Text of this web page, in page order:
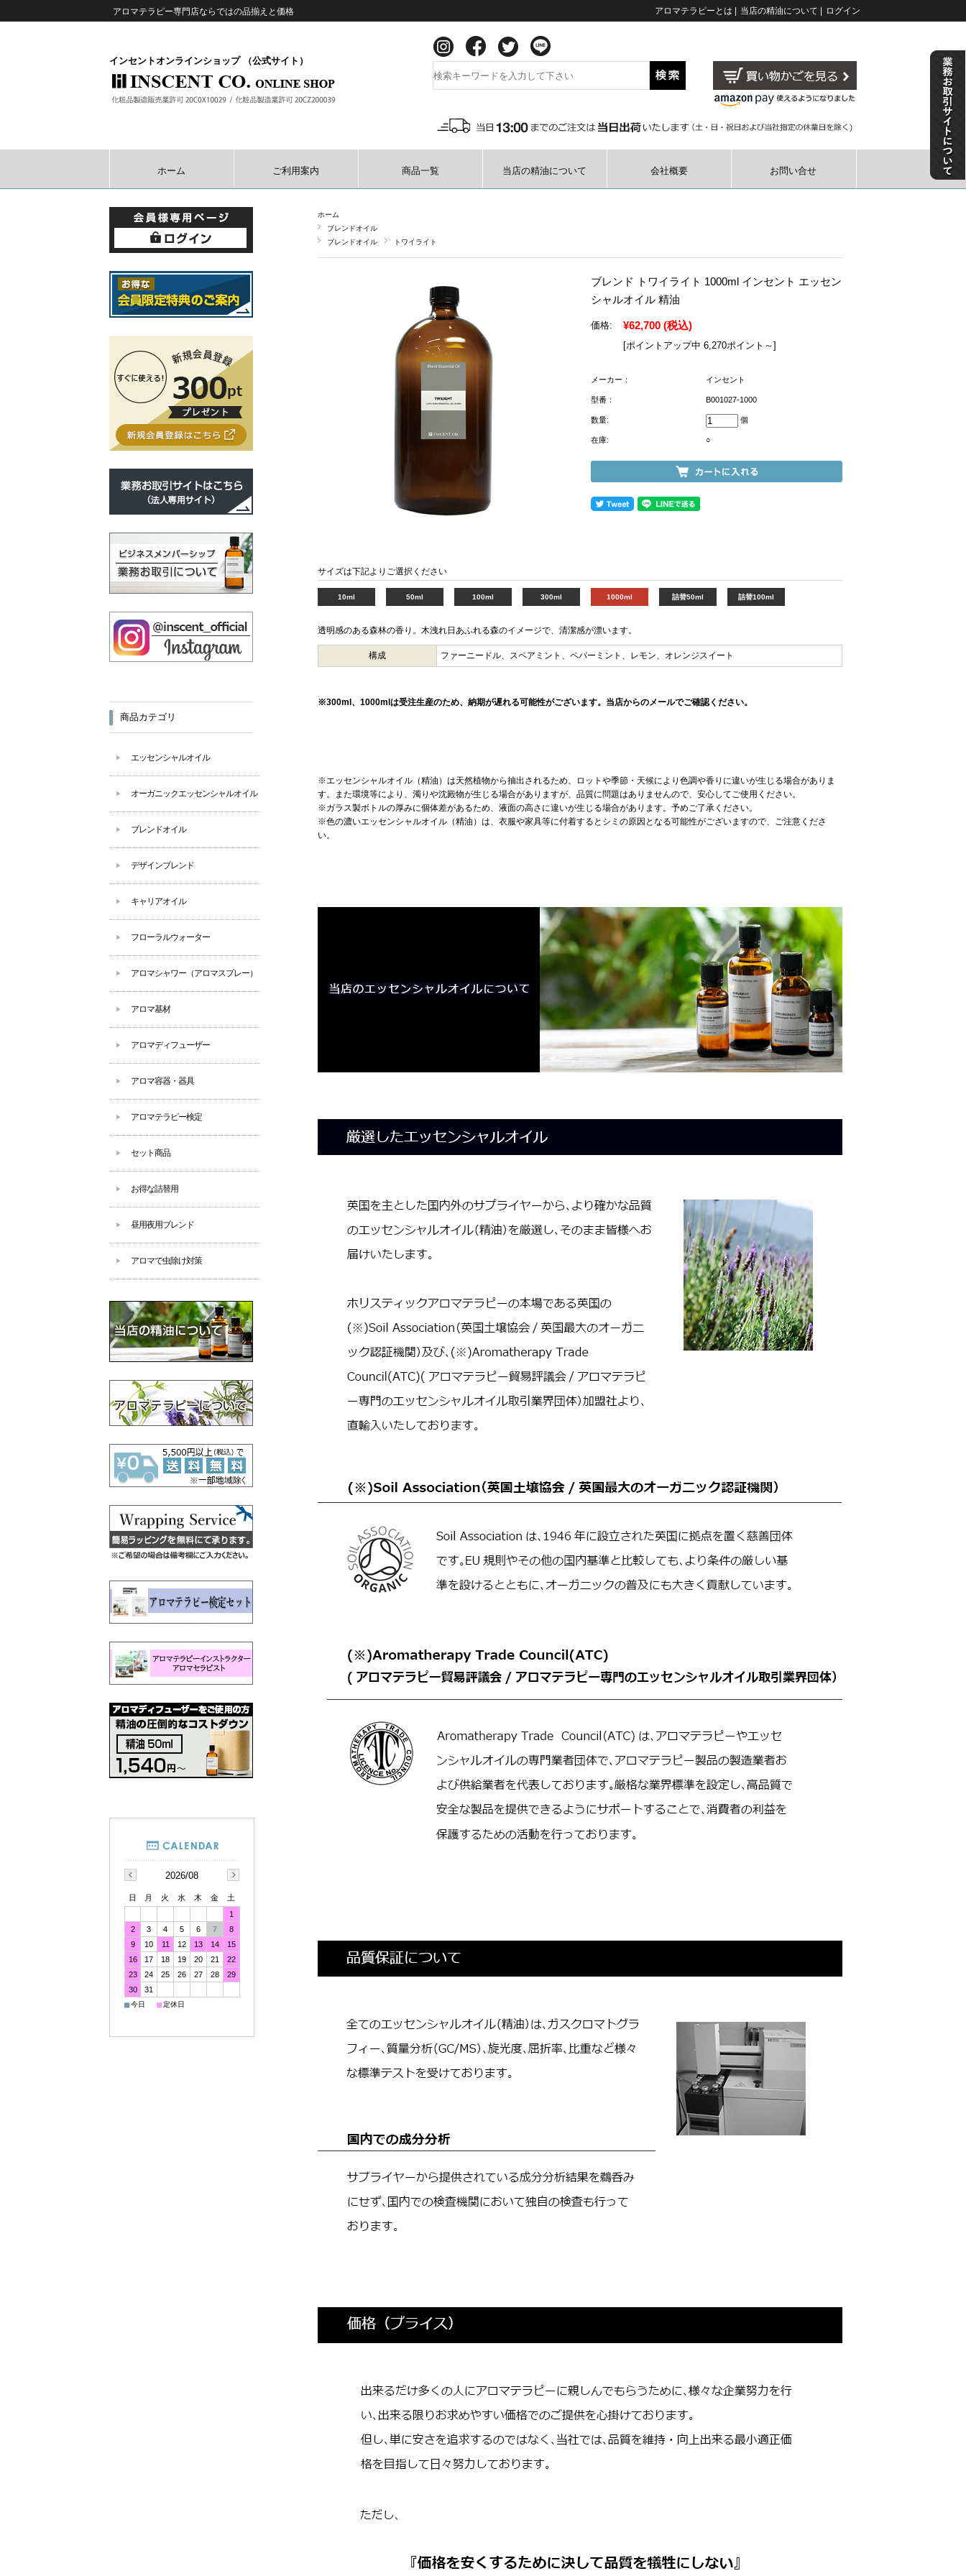
アロマテラピー専門店ならではの品揃えと価格 アロマテラピーとは 当店の精油について ログイン
インセントオンラインショップ （公式サイト）
ホーム ご利用案内 商品一覧 当店の精油について 会社概要 お問い合せ
ホーム
ブレンドオイル
ブレンドオイル
トワイライト
ブレンド トワイライト 1000ml インセント エッセン
シャルオイル 精油
価格: ¥62,700 (税込)
[ポイントアップ中 6,270ポイント～]
メーカー： インセント
型番： B001027-1000
数量: 個
在庫: ○
サイズは下記よりご選択ください
10ml 50ml 100ml 300ml 1000ml 詰替50ml 詰替100ml
透明感のある森林の香り。木洩れ日あふれる森のイメージで、清潔感が漂います。
構成 ファーニードル、スペアミント、ペパーミント、レモン、オレンジスイート
※300ml、1000mlは受注生産のため、納期が遅れる可能性がございます。当店からのメールでご確認ください。
※エッセンシャルオイル（精油）は天然植物から抽出されるため、ロットや季節・天候により色調や香りに違いが生じる場合がありま
す。また環境等により、濁りや沈殿物が生じる場合がありますが、品質に問題はありませんので、安心してご使用ください。
※ガラス製ボトルの厚みに個体差があるため、液面の高さに違いが生じる場合があります。予めご了承ください。
※色の濃いエッセンシャルオイル（精油）は、衣服や家具等に付着するとシミの原因となる可能性がございますので、ご注意くださ
い。
商品カテゴリ
エッセンシャルオイル
オーガニックエッセンシャルオイル
ブレンドオイル
デザインブレンド
キャリアオイル
フローラルウォーター
アロマシャワー（アロマスプレー）
アロマ基材
アロマディフューザー
アロマ容器・器具
アロマテラピー検定
セット商品
お得な詰替用
昼用夜用ブレンド
アロマで虫除け対策
2026/08
日 月 火 水 木 金
土
1
2
3 4 5 6 7
8
9
10 11 12 13 14
15
16
17 18 19 20 21
22
23
24 25 26 27 28
29
30
31
■今日 ■定休日